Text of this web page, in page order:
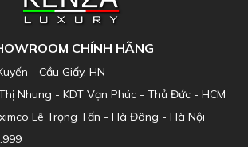
CHÍNH HÃNG
- Cầu Giấy, HN
Nhung - KDT Vạn Phúc - Thủ Đức - HCM
Lê Trọng Tấn - Hà Đông - Hà Nội